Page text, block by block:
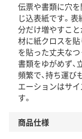
伝票や書類に穴を
じ込表紙です。
分だけ増やすこ
材に紙クロスを貼
を貼った丈夫な
書類をゆがめず、
頻繁で、持ち運び
エーションはサイ
す。
商品仕様